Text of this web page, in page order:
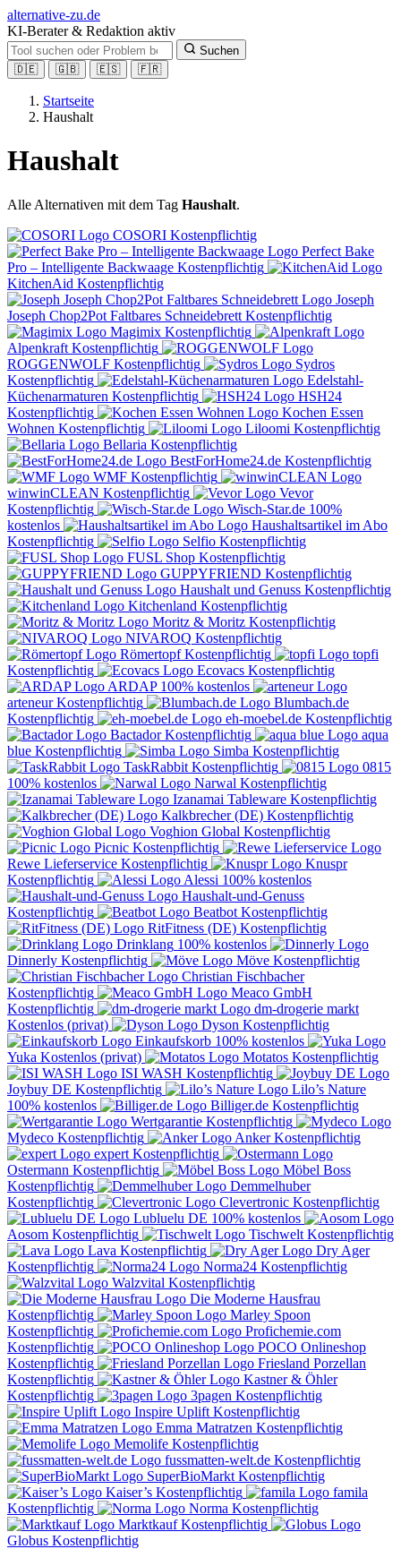
alternative-zu.de
KI-Berater & Redaktion aktiv
Suchen
🇩🇪
🇬🇧 🇪🇸 🇫🇷
Startseite
Haushalt
Haushalt
Alle Alternativen mit dem Tag Haushalt.
COSORI Kostenpflichtig
Perfect Bake
Pro – Intelligente Backwaage Kostenpflichtig
KitchenAid Kostenpflichtig
Joseph
Joseph Chop2Pot Faltbares Schneidebrett Kostenpflichtig
Magimix Kostenpflichtig
Alpenkraft Kostenpflichtig
ROGGENWOLF Kostenpflichtig
Sydros
Kostenpflichtig
Edelstahl-
Küchenarmaturen Kostenpflichtig
HSH24
Kostenpflichtig
Kochen Essen
Wohnen Kostenpflichtig Liloomi Kostenpflichtig
Bellaria Kostenpflichtig
BestForHome24.de Kostenpflichtig
WMF Kostenpflichtig
winwinCLEAN Kostenpflichtig
Vevor
Kostenpflichtig
Wisch-Star.de 100%
kostenlos
Haushaltsartikel im Abo
Kostenpflichtig
Selfio Kostenpflichtig
FUSL Shop Kostenpflichtig
GUPPYFRIEND Kostenpflichtig
Haushalt und Genuss Kostenpflichtig
Kitchenland Kostenpflichtig
Moritz & Moritz Kostenpflichtig
NIVAROQ Kostenpflichtig
Römertopf Kostenpflichtig
topfi
Kostenpflichtig
Ecovacs Kostenpflichtig
ARDAP 100% kostenlos
arteneur Kostenpflichtig
Blumbach.de
Kostenpflichtig
eh-moebel.de Kostenpflichtig
Bactador Kostenpflichtig
aqua
blue Kostenpflichtig Simba Kostenpflichtig
TaskRabbit Kostenpflichtig
0815
100% kostenlos
Narwal Kostenpflichtig
Izanamai Tableware Kostenpflichtig
Kalkbrecher (DE) Kostenpflichtig
Voghion Global Kostenpflichtig
Picnic Kostenpflichtig
Rewe Lieferservice Kostenpflichtig
Knuspr
Kostenpflichtig
Alessi 100% kostenlos
Haushalt-und-Genuss
Kostenpflichtig
Beatbot Kostenpflichtig
RitFitness (DE) Kostenpflichtig
Drinklang 100% kostenlos
Dinnerly Kostenpflichtig Möve Kostenpflichtig
Christian Fischbacher
Kostenpflichtig
Meaco GmbH
Kostenpflichtig
dm-drogerie markt
Kostenlos (privat)
Dyson Kostenpflichtig
Einkaufskorb 100% kostenlos
Yuka Kostenlos (privat) Motatos Kostenpflichtig
ISI WASH Kostenpflichtig
Joybuy DE Kostenpflichtig
Lilo’s Nature
100% kostenlos
Billiger.de Kostenpflichtig
Wertgarantie Kostenpflichtig
Mydeco Kostenpflichtig Anker Kostenpflichtig
expert Kostenpflichtig
Ostermann Kostenpflichtig
Möbel Boss
Kostenpflichtig
Demmelhuber
Kostenpflichtig
Clevertronic Kostenpflichtig
Lubluelu DE 100% kostenlos
Aosom Kostenpflichtig Tischwelt Kostenpflichtig
Lava Kostenpflichtig
Dry Ager
Kostenpflichtig
Norma24 Kostenpflichtig
Walzvital Kostenpflichtig
Die Moderne Hausfrau
Kostenpflichtig
Marley Spoon
Kostenpflichtig
Profichemie.com
Kostenpflichtig
POCO Onlineshop
Kostenpflichtig
Friesland Porzellan
Kostenpflichtig
Kastner & Öhler
Kostenpflichtig
3pagen Kostenpflichtig
Inspire Uplift Kostenpflichtig
Emma Matratzen Kostenpflichtig
Memolife Kostenpflichtig
fussmatten-welt.de Kostenpflichtig
SuperBioMarkt Kostenpflichtig
Kaiser’s Kostenpflichtig
famila
Kostenpflichtig
Norma Kostenpflichtig
Marktkauf Kostenpflichtig
Globus Kostenpflichtig